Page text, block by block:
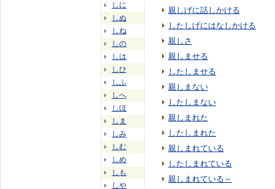
しに
しぬ
しね
しの
しは
しひ
しふ
しへ
しほ
しま
しみ
しむ
しめ
しも
しや
親しげに話しかける
したしげにはなしかける
親しさ
親しませる
したしませる
親しまない
したしまない
親しまれた
したしまれた
親しまれている
したしまれている
親しまれている～